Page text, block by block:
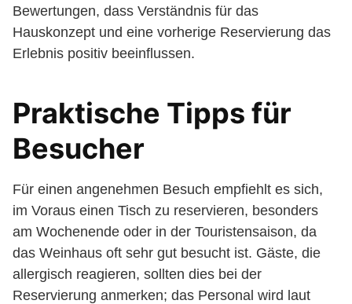
Bewertungen, dass Verständnis für das
Hauskonzept und eine vorherige Reservierung das
Erlebnis positiv beeinflussen.
Praktische Tipps für
Besucher
Für einen angenehmen Besuch empfiehlt es sich,
im Voraus einen Tisch zu reservieren, besonders
am Wochenende oder in der Touristensaison, da
das Weinhaus oft sehr gut besucht ist. Gäste, die
allergisch reagieren, sollten dies bei der
Reservierung anmerken; das Personal wird laut